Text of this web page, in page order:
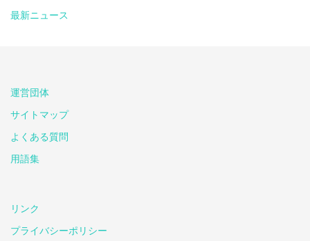
最新ニュース
運営団体
サイトマップ
よくある質問
用語集
リンク
プライバシーポリシー